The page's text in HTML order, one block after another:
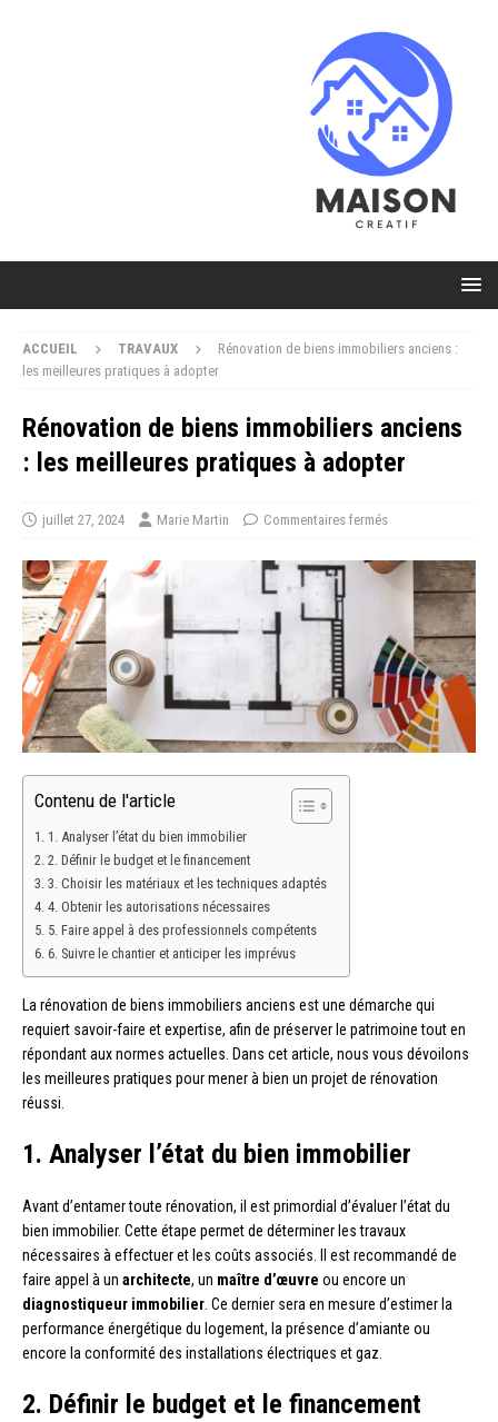
ACCUEIL TRAVAUX
Rénovation de biens immobiliers anciens :
les meilleures pratiques à adopter
Rénovation de biens immobiliers anciens
: les meilleures pratiques à adopter
juillet 27, 2024 Marie Martin Commentaires fermés
Contenu de l'article
1. Analyser l’état du bien immobilier
2. Définir le budget et le financement
3. Choisir les matériaux et les techniques adaptés
4. Obtenir les autorisations nécessaires
5. Faire appel à des professionnels compétents
6. Suivre le chantier et anticiper les imprévus
La rénovation de biens immobiliers anciens est une démarche qui
requiert savoir-faire et expertise, afin de préserver le patrimoine tout en
répondant aux normes actuelles. Dans cet article, nous vous dévoilons
les meilleures pratiques pour mener à bien un projet de rénovation
réussi.
1. Analyser l’état du bien immobilier
Avant d’entamer toute rénovation, il est primordial d’évaluer l’état du
bien immobilier. Cette étape permet de déterminer les travaux
nécessaires à effectuer et les coûts associés. Il est recommandé de
faire appel à un architecte, un maître d’œuvre ou encore un
diagnostiqueur immobilier . Ce dernier sera en mesure d’estimer la
performance énergétique du logement, la présence d’amiante ou
encore la conformité des installations électriques et gaz.
2. Définir le budget et le financement